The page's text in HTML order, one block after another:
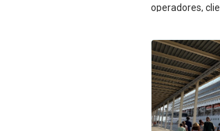
operadores,